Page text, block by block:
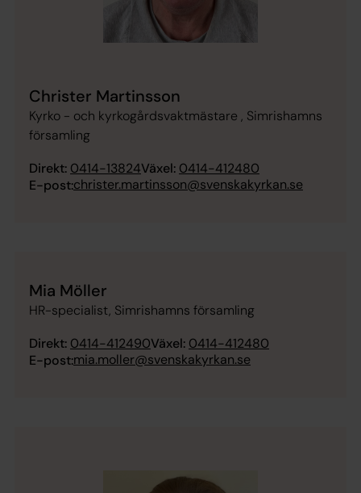
Christer Martinsson
Kyrko - och kyrkogårdsvaktmästare , Simrishamns
församling
Direkt: 0414-13824Växel: 0414-412480
E-post:christer.martinsson@svenskakyrkan.se
Mia Möller
HR-specialist, Simrishamns församling
Direkt: 0414-412490Växel: 0414-412480
E-post:mia.moller@svenskakyrkan.se